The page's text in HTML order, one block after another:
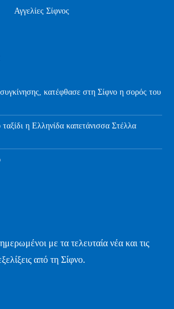
Αγγελίες Σίφνος
κατέφθασε στη Σίφνο η σορός του
η Ελληνίδα καπετάνισσα Στέλλα
με τα τελευταία νέα και τις
από τη Σίφνο.